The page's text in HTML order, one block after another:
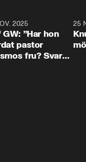
2025
”Har hon
pastor
fru? Svar
25